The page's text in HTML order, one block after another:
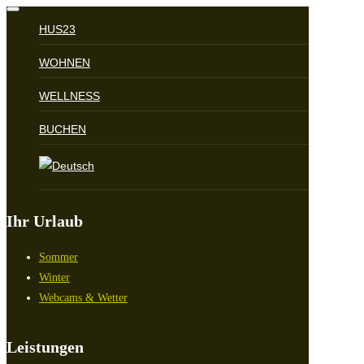
Navigation
umschalten
HUS23
WOHNEN
WELLNESS
BUCHEN
Ihr Urlaub
Sommer
Winter
Webcams & Wetter
Leistungen